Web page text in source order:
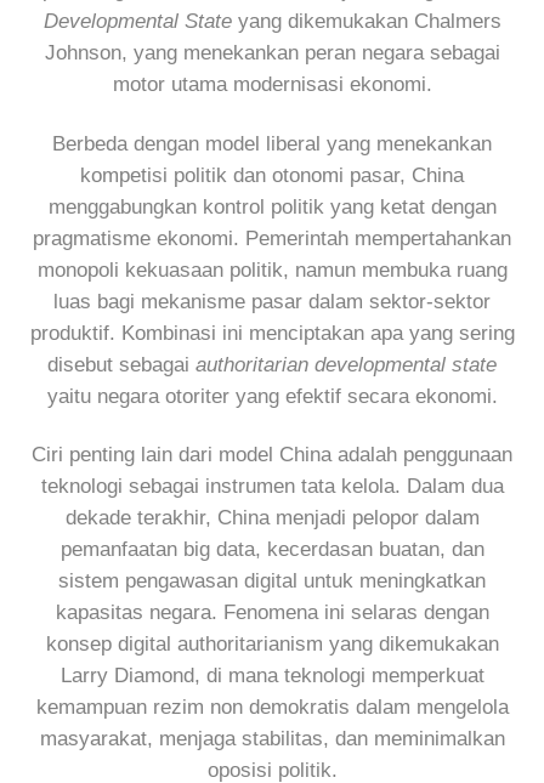
Developmental Stateyang dikemukakan Chalmers
Johnson, yang menekankan peran negara sebagai
motor utama modernisasi ekonomi.
Berbeda dengan model liberal yang menekankan
kompetisi politik dan otonomi pasar, China
menggabungkan kontrol politik yang ketat dengan
pragmatisme ekonomi. Pemerintah mempertahankan
monopoli kekuasaan politik, namun membuka ruang
luas bagi mekanisme pasar dalam sektor-sektor
produktif. Kombinasi ini menciptakan apa yang sering
disebut sebagai authoritarian developmental state
yaitu negara otoriter yang efektif secara ekonomi.
Ciri penting lain dari model China adalah penggunaan
teknologi sebagai instrumen tata kelola. Dalam dua
dekade terakhir, China menjadi pelopor dalam
pemanfaatan big data, kecerdasan buatan, dan
sistem pengawasan digital untuk meningkatkan
kapasitas negara. Fenomena ini selaras dengan
konsep digital authoritarianism yang dikemukakan
Larry Diamond, di mana teknologi memperkuat
kemampuan rezim non demokratis dalam mengelola
masyarakat, menjaga stabilitas, dan meminimalkan
oposisi politik.